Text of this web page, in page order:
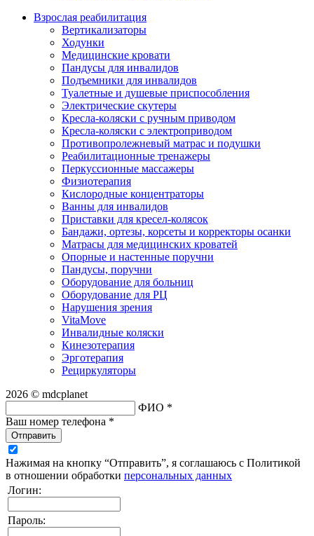
Взрослая реабилитация
Вертикализаторы
Ходунки
Медицинские кровати
Пандусы для инвалидов
Подъемники для инвалидов
Туалетные и душевые приспособления
Электрические скутеры
Кресла-коляски с ручным приводом
Кресла-коляски с электроприводом
Противопролежневый матрас и подушки
Реабилитационные тренажеры
Перкуссионные массажеры
Физиотерапия
Кислородные концентраторы
Ванны для инвалидов
Приставки для кресел-колясок
Бандажи, ортезы, корсеты и корректоры осанки
Матрасы для медицинских кроватей
Опорные и настенные поручни
Пандусы, поручни
Оборудование для больниц
Оборудование для РЦ
Нарушения зрения
VitaMove
Инвалидные коляски
Кинезотерапия
Эрготерапия
Рециркуляторы
2026 © mdcplanet
ФИО *
Ваш номер телефона *
Отправить
Нажимая на кнопку “Отправить”, я соглашаюсь с Политикой
в отношении обработки персональных данных
Логин:
Пароль: